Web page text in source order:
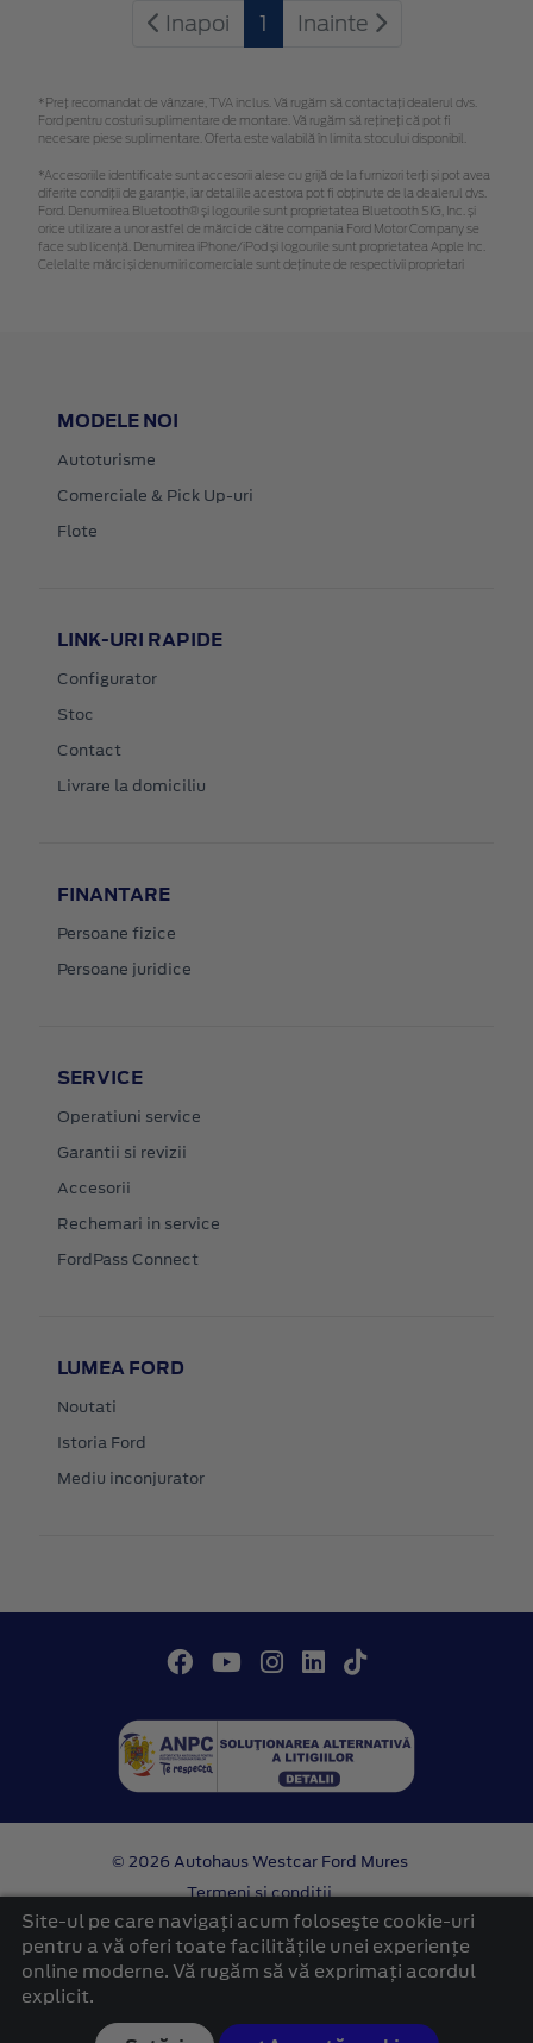
Inapoi 1 Inainte
*Preţ recomandat de vânzare, TVA inclus. Vă rugăm să contactaţi dealerul dvs.
Ford pentru costuri suplimentare de montare. Vă rugăm să rețineți că pot fi
necesare piese suplimentare. Oferta este valabilă în limita stocului disponibil.
*Accesoriile identificate sunt accesorii alese cu grijă de la furnizori terți și pot avea
diferite condiții de garanție, iar detaliile acestora pot fi obținute de la dealerul dvs.
Ford. Denumirea Bluetooth® și logourile sunt proprietatea Bluetooth SIG, Inc. și
orice utilizare a unor astfel de mărci de către compania Ford Motor Company se
face sub licență. Denumirea iPhone/iPod și logourile sunt proprietatea Apple Inc.
Celelalte mărci și denumiri comerciale sunt deținute de respectivii proprietari
MODELE NOI
Autoturisme
Comerciale & Pick Up-uri
Flote
LINK-URI RAPIDE
Configurator
Stoc
Contact
Livrare la domiciliu
FINANTARE
Persoane fizice
Persoane juridice
SERVICE
Operatiuni service
Garantii si revizii
Accesorii
Rechemari in service
FordPass Connect
LUMEA FORD
Noutati
Istoria Ford
Mediu inconjurator
© 2026 Autohaus Westcar Ford Mures
Termeni si conditii
Confidentialitate
Politica cookies
platformă dezvoltată de Workleto
Site-ul pe care navigați acum foloseşte cookie-uri
pentru a vă oferi toate facilitățile unei experiențe
online moderne. Vă rugăm să vă exprimați acordul
explicit.